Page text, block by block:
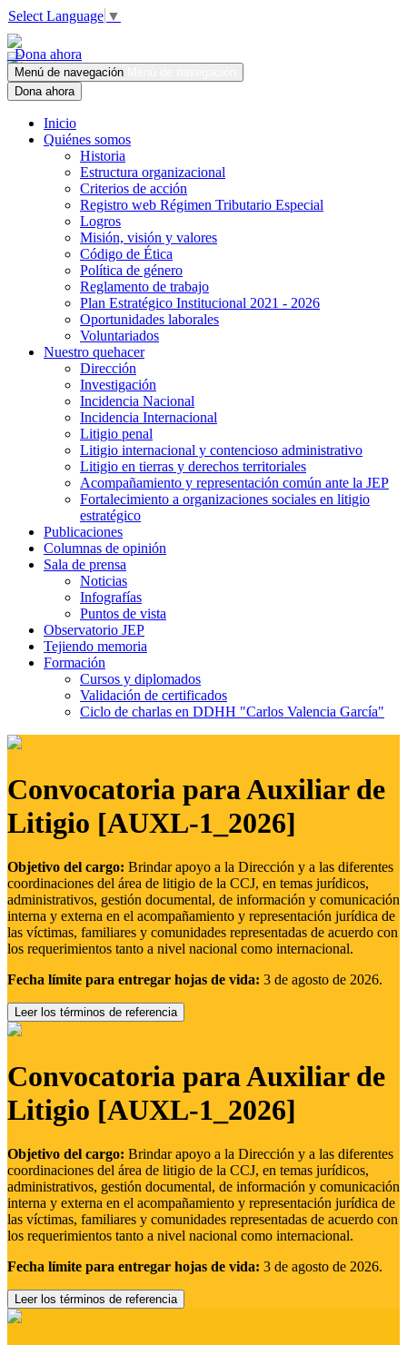
Select Language ▼
Dona ahora
Menú de navegación
Dona ahora
Inicio
Quiénes somos
Historia
Estructura organizacional
Criterios de acción
Registro web Régimen Tributario Especial
Logros
Misión, visión y valores
Código de Ética
Política de género
Reglamento de trabajo
Plan Estratégico Institucional 2021 - 2026
Oportunidades laborales
Voluntariados
Nuestro quehacer
Dirección
Investigación
Incidencia Nacional
Incidencia Internacional
Litigio penal
Litigio internacional y contencioso administrativo
Litigio en tierras y derechos territoriales
Acompañamiento y representación común ante la JEP
Fortalecimiento a organizaciones sociales en litigio
estratégico
Publicaciones
Columnas de opinión
Sala de prensa
Noticias
Infografías
Puntos de vista
Observatorio JEP
Tejiendo memoria
Formación
Cursos y diplomados
Validación de certificados
Ciclo de charlas en DDHH "Carlos Valencia García"
Convocatoria para Auxiliar de
Litigio [AUXL-1_2026]
Objetivo del cargo: Brindar apoyo a la Dirección y a las diferentes
coordinaciones del área de litigio de la CCJ, en temas jurídicos,
administrativos, gestión documental, de información y comunicación
interna y externa en el acompañamiento y representación jurídica de
las víctimas, familiares y comunidades representadas de acuerdo con
los requerimientos tanto a nivel nacional como internacional.
Fecha límite para entregar hojas de vida: 3 de agosto de 2026.
Leer los términos de referencia
Convocatoria para Auxiliar de
Litigio [AUXL-1_2026]
Objetivo del cargo: Brindar apoyo a la Dirección y a las diferentes
coordinaciones del área de litigio de la CCJ, en temas jurídicos,
administrativos, gestión documental, de información y comunicación
interna y externa en el acompañamiento y representación jurídica de
las víctimas, familiares y comunidades representadas de acuerdo con
los requerimientos tanto a nivel nacional como internacional.
Fecha límite para entregar hojas de vida: 3 de agosto de 2026.
Leer los términos de referencia